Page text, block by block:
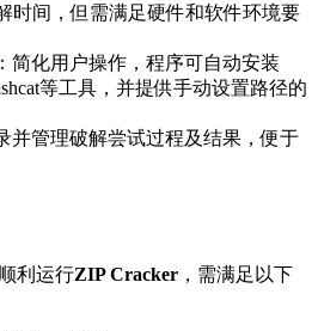
时间，但需满足硬件和软件环境要
：简化用户操作，程序可自动安装
等工具，并提供手动设置路径的
并管理破解尝试过程及结果，便于
利运行ZIP Cracker ，需满足以下